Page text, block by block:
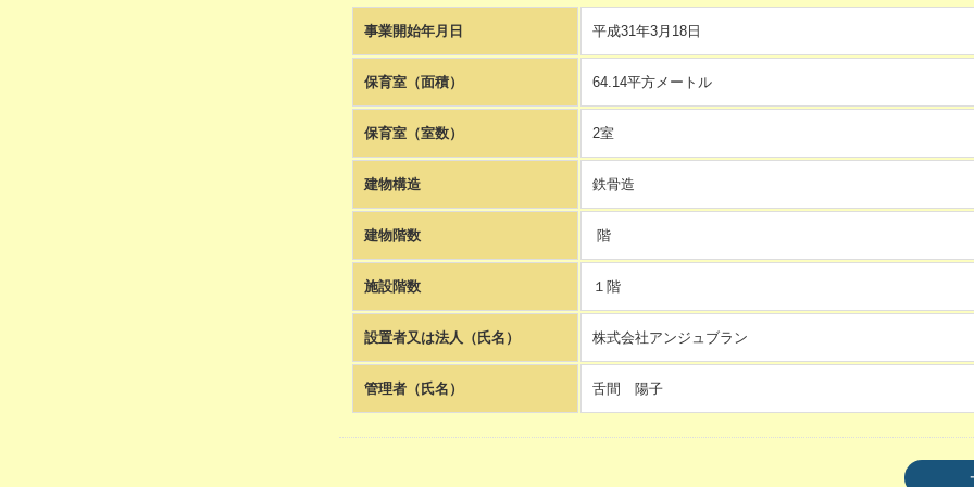
事業開始年月日 平成31年3月18日
保育室（面積） 64.14平方メートル
保育室（室数） 2室
建物構造 鉄骨造
建物階数 階
施設階数 １階
設置者又は法人（氏名） 株式会社アンジュブラン
管理者（氏名） 舌間 陽子